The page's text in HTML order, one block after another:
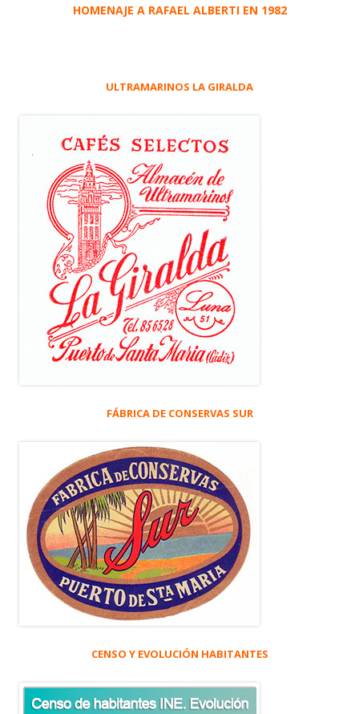
HOMENAJE A RAFAEL ALBERTI EN 1982
ULTRAMARINOS LA GIRALDA
FÁBRICA DE CONSERVAS SUR
CENSO Y EVOLUCIÓN HABITANTES